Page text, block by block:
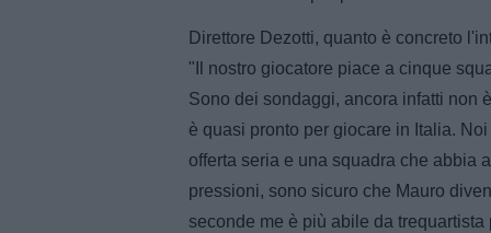
Direttore Dezotti, quanto è concreto
"Il nostro giocatore piace a cinque
Sono dei sondaggi, ancora infatti non
è quasi pronto per giocare in Italia.
offerta seria e una squadra che abbia
pressioni, sono sicuro che Mauro
seconde me è più abile da